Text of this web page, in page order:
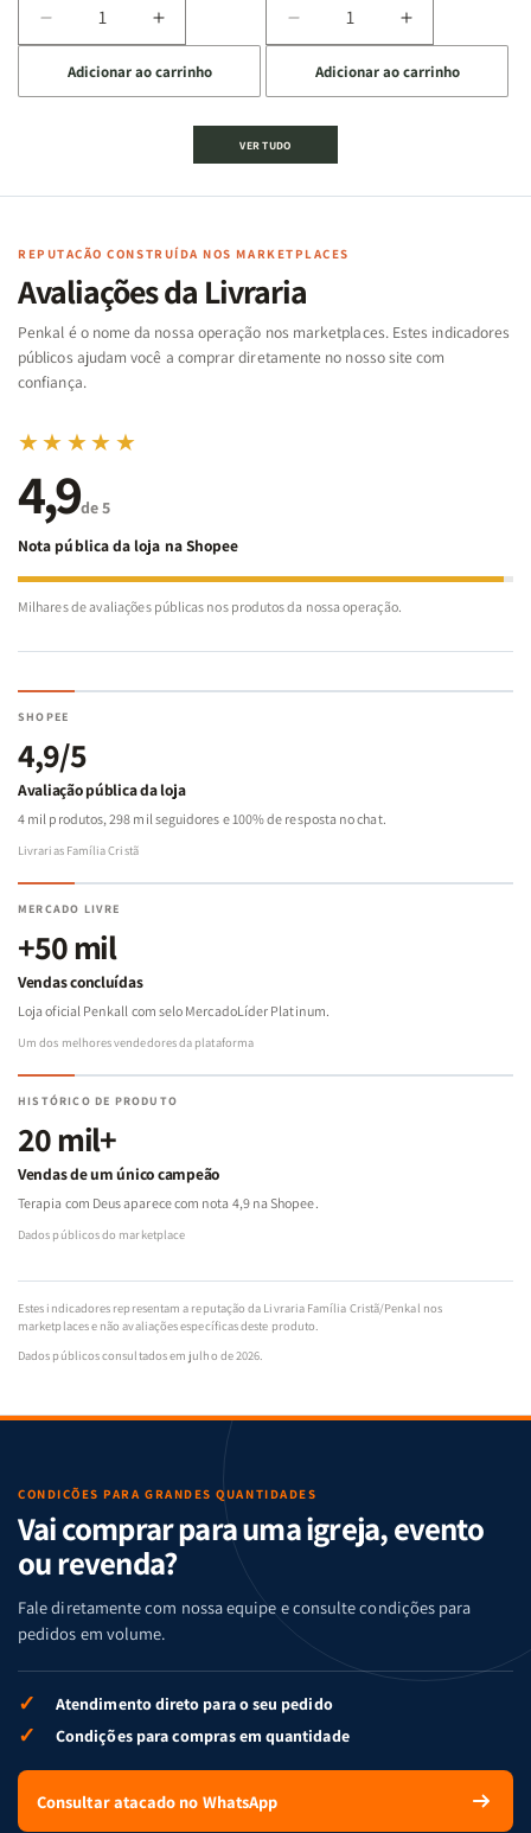
Diminuir
a
quantidade
de
Cartas
Famílias
Bíblia
-
Penkal
Aumentar
a
quantidade
de
Jogo
Cartas
Famílias
da
Bíblia
-
Penkal
Adicionar ao carrinho
Diminuir
a
quantidade
de
Jogo
|
de
Aumentar
a
quantidade
de
|
Adicionar ao carrinho
VER TUDO
REPUTAÇÃO CONSTRUÍDA NOS MARKETPLACES
Avaliações da Livraria
Penkal é o nome da nossa operação nos marketplaces. Estes indicadores
públicos ajudam você a comprar diretamente no nosso site com
confiança.
★★★★★
4,9de 5
Nota pública da loja na Shopee
Milhares de avaliações públicas nos produtos da nossa operação.
SHOPEE
4,9/5
Avaliação pública da loja
4 mil produtos, 298 mil seguidores e 100% de resposta no chat.
Livrarias Família Cristã
MERCADO LIVRE
+50 mil
Vendas concluídas
Loja oficial Penkall com selo MercadoLíder Platinum.
Um dos melhores vendedores da plataforma
HISTÓRICO DE PRODUTO
20 mil+
Vendas de um único campeão
Terapia com Deus aparece com nota 4,9 na Shopee.
Dados públicos do marketplace
Estes indicadores representam a reputação da Livraria Família Cristã/Penkal nos
marketplaces e não avaliações específicas deste produto.
Dados públicos consultados em julho de 2026.
CONDIÇÕES PARA GRANDES QUANTIDADES
Vai comprar para uma igreja, evento
ou revenda?
Fale diretamente com nossa equipe e consulte condições para
pedidos em volume.
✓ Atendimento direto para o seu pedido
✓ Condições para compras em quantidade
Consultar atacado no WhatsApp